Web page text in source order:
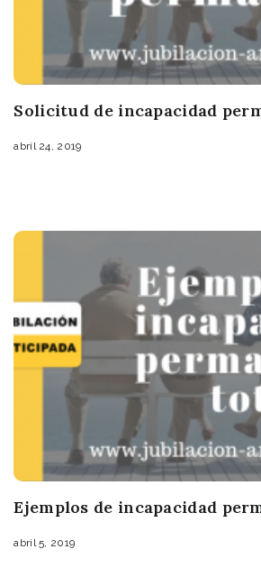
Solicitud de incapacidad
abril 24, 2019
Ejemplos de incapacidad
abril 5, 2019